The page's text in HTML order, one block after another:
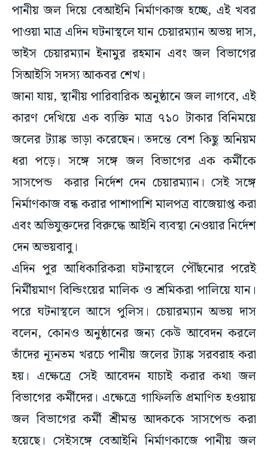
পানীয় জল দিয়ে বেআইনি নির্মাণকাজ হচ্ছে, এই খবর
পাওয়া মাত্র এদিন ঘটনাস্থলে যান চেয়ারম্যান অভয় দাস,
ভাইস চেয়ারম্যান ইনামুর রহমান এবং জল বিভাগের
সিআইসি সদস্য আকবর শেখ।
জানা যায়, স্থানীয় পারিবারিক অনুষ্ঠানে জল লাগবে, এই
কারণ দেখিয়ে এক ব্যক্তি মাত্র ৭১০ টাকার বিনিময়ে
জলের ট্যাঙ্ক ভাড়া করেছেন। তদন্তে বেশ কিছু অনিয়ম
ধরা পড়ে। সঙ্গে সঙ্গে জল বিভাগের এক কর্মীকে
সাসপেন্ড করার নির্দেশ দেন চেয়ারম্যান। সেই সঙ্গে
নির্মাণকাজ বন্ধ করার পাশাপাশি মালপত্র বাজেয়াপ্ত করা
এবং অভিযুক্তদের বিরুদ্ধে আইনি ব্যবস্থা নেওয়ার নির্দেশ
দেন অভয়বাবু।
এদিন পুর আধিকারিকরা ঘটনাস্থলে পৌঁছনোর পরেই
নির্মীয়মাণ বিল্ডিংয়ের মালিক ও শ্রমিকরা পালিয়ে যান।
পরে ঘটনাস্থলে আসে পুলিস। চেয়ারম্যান অভয় দাস
বলেন, কোনও অনুষ্ঠানের জন্য কেউ আবেদন করলে
তাঁদের ন্যূনতম খরচে পানীয় জলের ট্যাঙ্ক সরবরাহ করা
হয়। এক্ষেত্রে সেই আবেদন যাচাই করার কথা জল
বিভাগের কর্মীদের। এক্ষেত্রে গাফিলতি প্রমাণিত হওয়ায়
জল বিভাগের কর্মী শ্রীমন্ত আদককে সাসপেন্ড করা
হয়েছে। সেইসঙ্গে বেআইনি নির্মাণকাজে পানীয় জল